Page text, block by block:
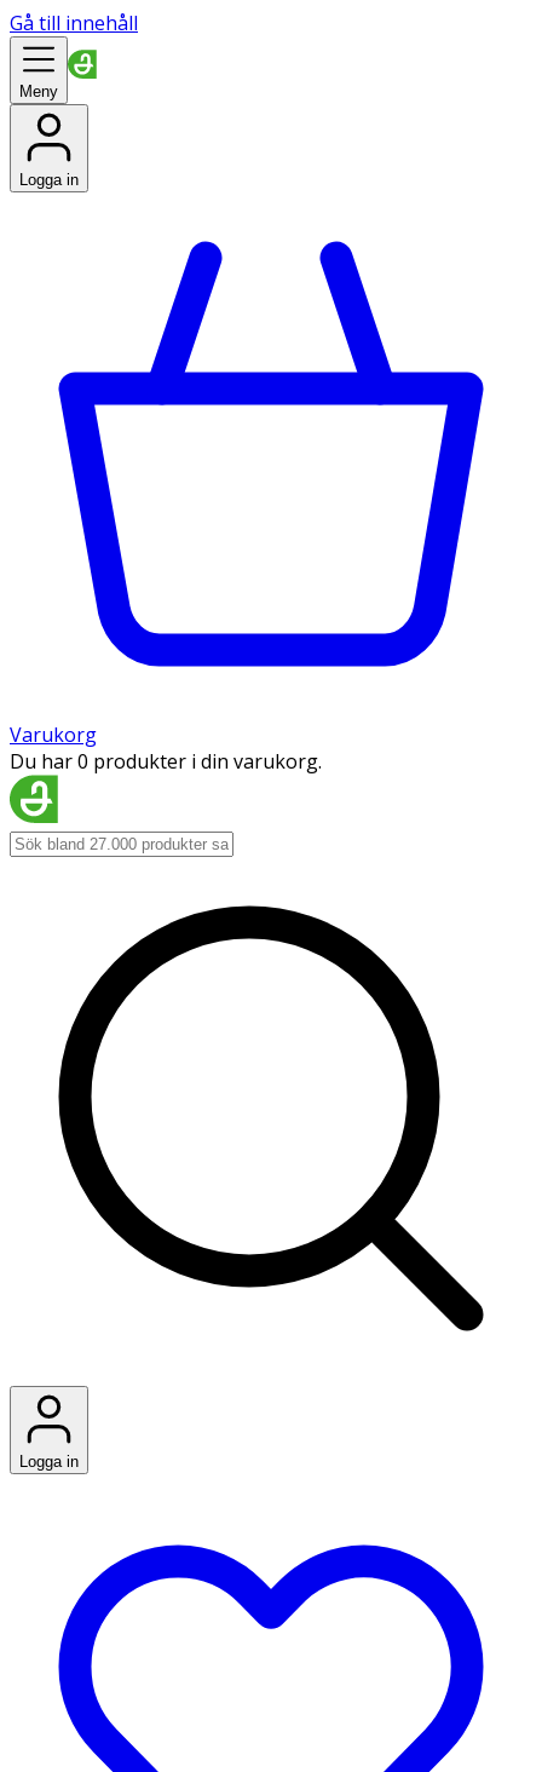
Gå till innehåll
Meny
Logga in
Varukorg
Du har 0 produkter i din varukorg.
Logga in